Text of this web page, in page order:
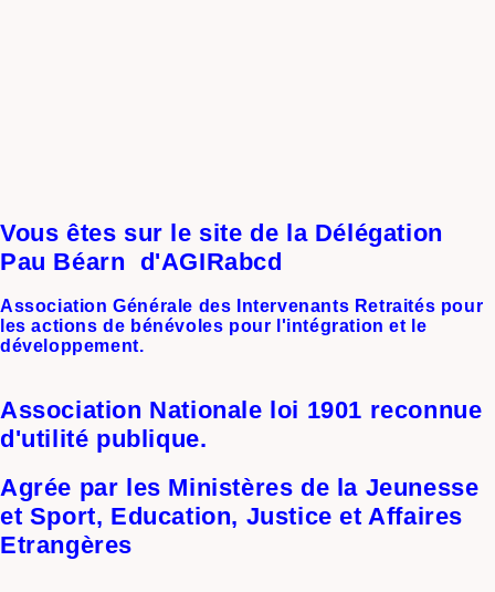
Vous êtes sur le site de la Délégation
Pau Béarn d'AGIRabcd
Association Générale des Intervenants Retraités pour
les actions de bénévoles pour l'intégration et le
développement.
Association Nationale loi 1901 reconnue
d'utilité publique.
Agrée par les Ministères de la Jeunesse
et Sport, Education, Justice et Affaires
Etrangères